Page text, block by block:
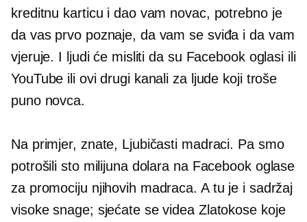
kreditnu karticu i dao vam novac, potrebno je
da vas prvo poznaje, da vam se sviđa i da vam
vjeruje. I ljudi će misliti da su Facebook oglasi ili
YouTube ili ovi drugi kanali za ljude koji troše
puno novca.
Na primjer, znate, Ljubičasti madraci. Pa smo
potrošili sto milijuna dolara na Facebook oglase
za promociju njihovih madraca. A tu je i sadržaj
visoke snage; sjećate se videa Zlatokose koje